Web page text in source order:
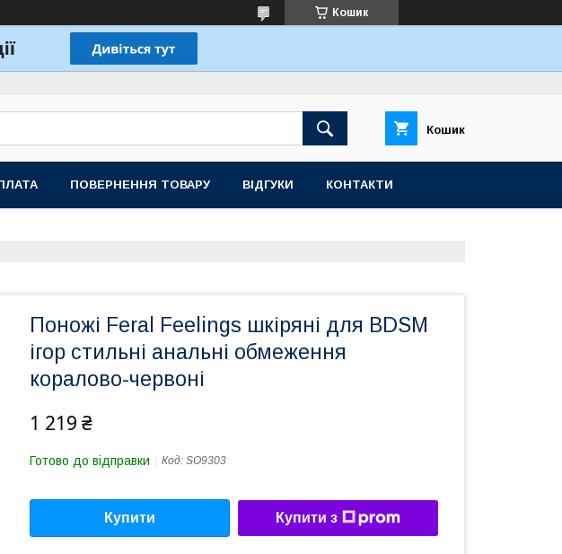
Кошик
Кошик
ПОВЕРНЕННЯ ТОВАРУ ВІДГУКИ КОНТАКТИ
Поножі Feral Feelings шкіряні для BDSM
ігор стильні анальні обмеження
коралово-червоні
1 219 ₴
Готово до відправки Код: SO9303
Купити Купити з